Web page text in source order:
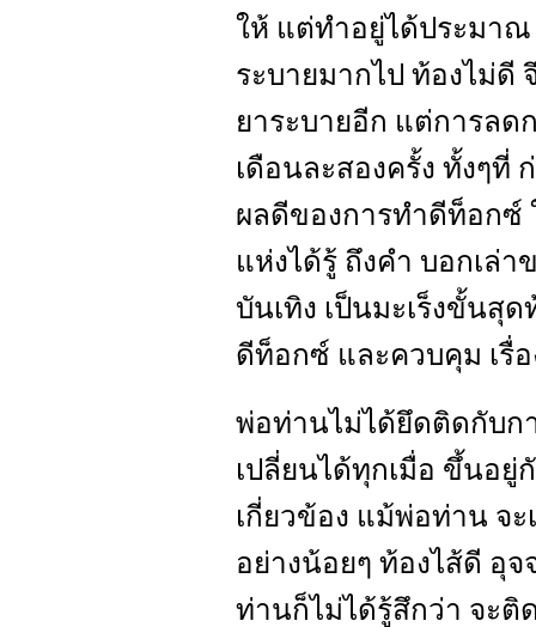
ให้ แต่ทำอยู่ได้ประมา
ระบายมากไป ท้องไม่ดี
ยาระบายอีก แต่การลด
เดือนละสองครั้ง ทั้งๆที่
ผลดีของการทำดีท็อกซ์
แห่งได้รู้ ถึงคำ บอกเล่
บันเทิง เป็นมะเร็งขั้นสุ
ดีท็อกซ์ และควบคุม เรื่
พ่อท่านไม่ได้ยึดติดกับก
เปลี่ยนได้ทุกเมื่อ ขึ้นอยู่
เกี่ยวข้อง แม้พ่อท่าน จ
อย่างน้อยๆ ท้องไส้ดี อุ
ท่านก็ไม่ได้รู้สึกว่า จะติ